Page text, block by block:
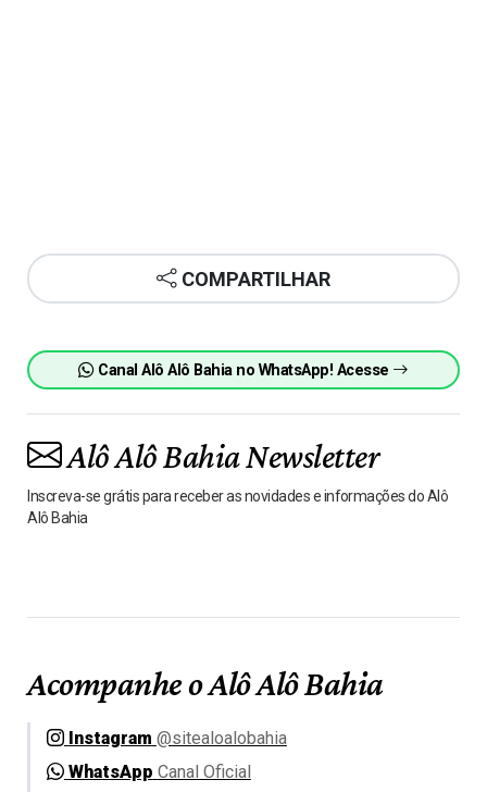
COMPARTILHAR
Canal Alô Alô Bahia no WhatsApp! Acesse
Alô Alô Bahia Newsletter
Inscreva-se grátis para receber as novidades e informações do Alô
Alô Bahia
Acompanhe o Alô Alô Bahia
Instagram @sitealoalobahia
WhatsApp Canal Oficial